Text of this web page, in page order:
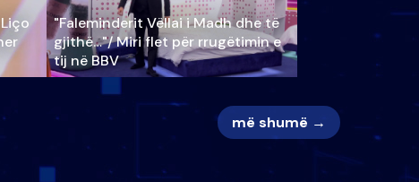
"Faleminderit Vëllai i Madh dhe të
gjithë…"/ Miri flet për rrugëtimin e
tij në BBV
më shumë →